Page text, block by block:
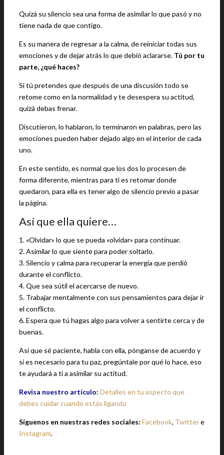
Quizá su silencio sea una forma de asimilar lo que pasó y no
tiene nada de que contigo.
Es su manera de regresar a la calma, de reiniciar todas sus
emociones y de dejar atrás lo que debió aclararse. Tú por tu
parte, ¿qué haces?
Si tú pretendes que después de una discusión todo se
retome como en la normalidad y te desespera su actitud,
quizá debas frenar.
Discutieron, lo hablaron, lo terminaron en palabras, pero las
emociones pueden haber dejado algo en el interior de cada
uno.
En este sentido, es normal que los dos lo procesen de
forma diferente, mientras para ti es retomar donde
quedaron, para ella es tener algo de silencio previo a pasar
la página.
Así que ella quiere…
1. «Olvidar» lo que se pueda «olvidar» para continuar.
2. Asimilar lo que siente para poder soltarlo.
3. Silencio y calma para recuperar la energía que perdió
durante el conflicto.
4. Que sea sútil el acercarse de nuevo.
5. Trabajar mentalmente con sus pensamientos para dejar ir
el conflicto.
6. Espera que tú hagas algo para volver a sentirte cerca y de
buenas.
Así que sé paciente, habla con ella, pónganse de acuerdo y
si es necesario para tu paz, pregúntale por qué lo hace, eso
te ayudará a ti a asimilar su actitud.
Revisa nuestro artículo: Detalles en tu aspecto que
debes cuidar cuando estás ligando
Síguenos en nuestras redes sociales: Facebook, Twittere
Instagram.